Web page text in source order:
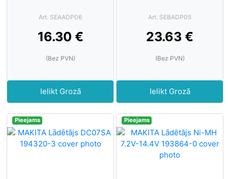
Art. SEAADP06
16.30 €
(Bez PVN)
Ielikt Grozā
Art. SEBADP05
23.63 €
(Bez PVN)
Ielikt Grozā
Pieejams Pieejams